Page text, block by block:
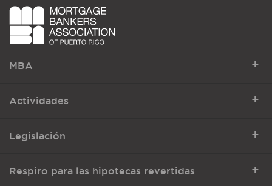
MBA +
Actividades +
Legislación +
Respiro para las hipotecas revertidas +